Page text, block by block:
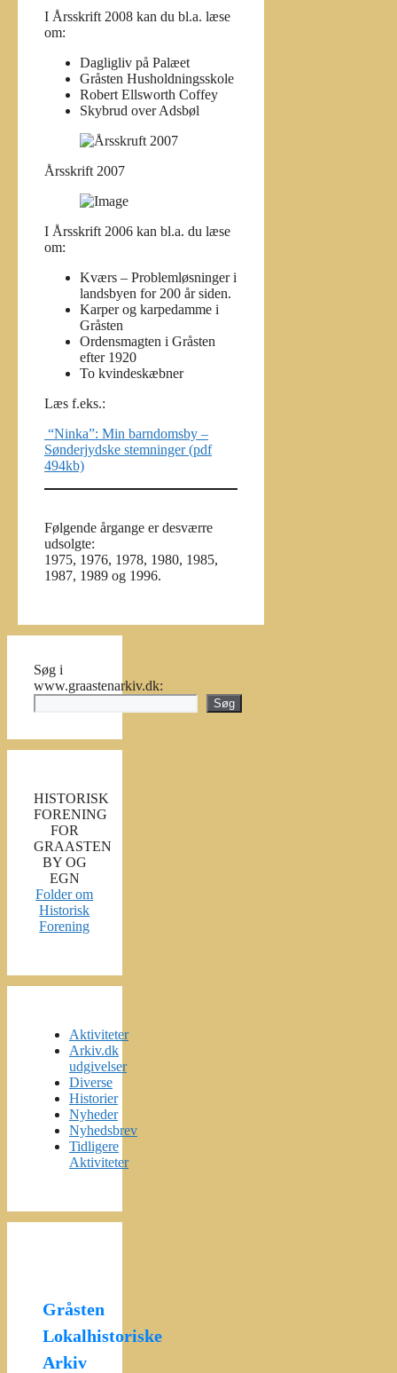
I Årsskrift 2008 kan du bl.a. læse
om:
Dagligliv på Palæet
Gråsten Husholdningsskole
Robert Ellsworth Coffey
Skybrud over Adsbøl
Årsskrift 2007
I Årsskrift 2006 kan bl.a. du læse
om:
Kværs – Problemløsninger i
landsbyen for 200 år siden.
Karper og karpedamme i
Gråsten
Ordensmagten i Gråsten
efter 1920
To kvindeskæbner
Læs f.eks.:
“Ninka”: Min barndomsby –
Sønderjydske stemninger (pdf
494kb)
Følgende årgange er desværre
udsolgte:
1975, 1976, 1978, 1980, 1985,
1987, 1989 og 1996.
Søg i
www.graastenarkiv.dk:
Søg
HISTORISK
FORENING
FOR
GRAASTEN
BY OG
EGN
Folder om
Historisk
Forening
Aktiviteter
Arkiv.dk
udgivelser
Diverse
Historier
Nyheder
Nyhedsbrev
Tidligere
Aktiviteter
Gråsten
Lokalhistoriske
Arkiv